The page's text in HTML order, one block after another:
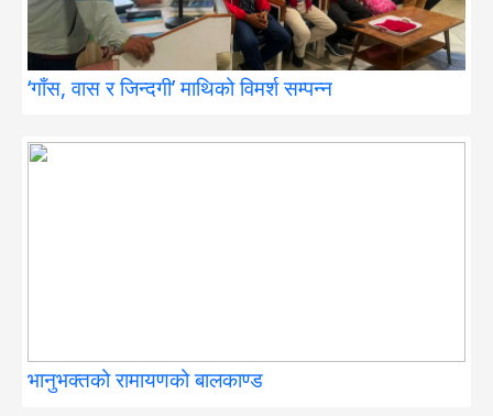
‘गाँस, वास र जिन्दगी’ माथिको विमर्श सम्पन्न
भानुभक्तको रामायणको बालकाण्ड